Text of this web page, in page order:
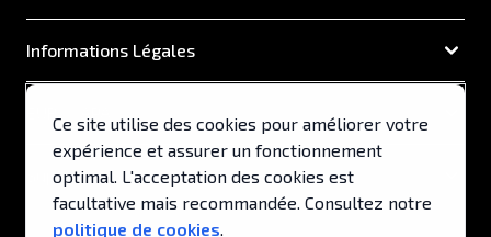
Informations Légales
Support & Services
Ce site utilise des cookies pour améliorer votre
expérience et assurer un fonctionnement
optimal. L'acceptation des cookies est
facultative mais recommandée. Consultez notre
politique de cookies.